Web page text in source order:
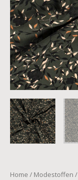
Home / Modestoffen /